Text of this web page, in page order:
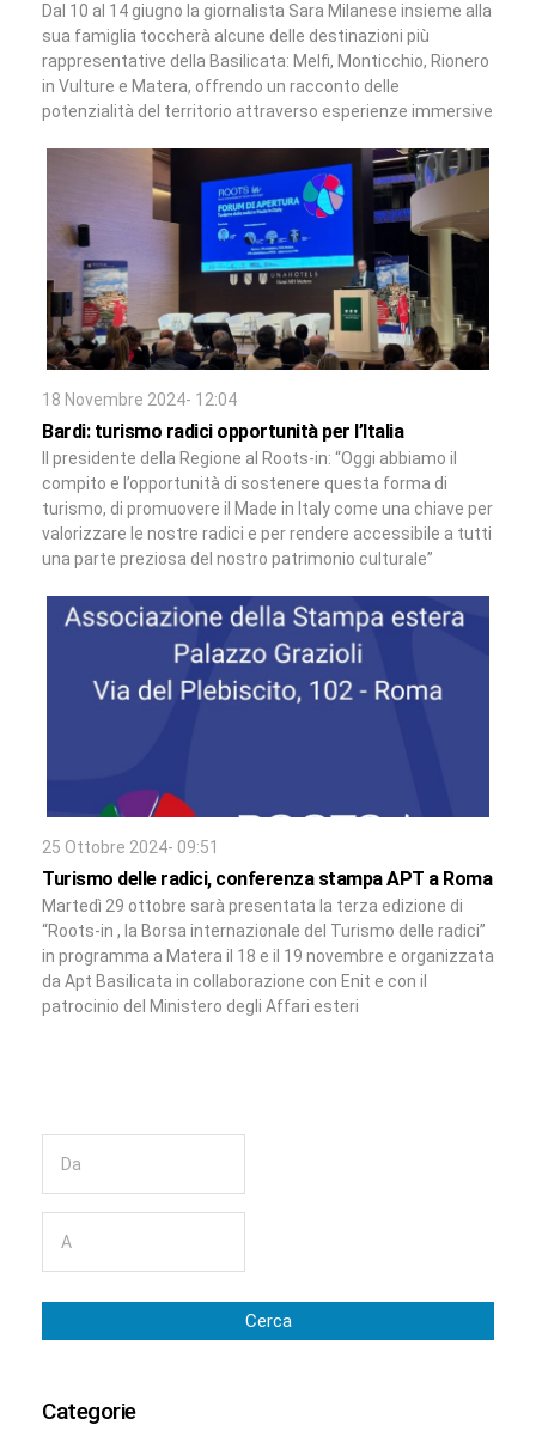
Dal 10 al 14 giugno la giornalista Sara Milanese insieme alla
sua famiglia toccherà alcune delle destinazioni più
rappresentative della Basilicata: Melfi, Monticchio, Rionero
in Vulture e Matera, offrendo un racconto delle
potenzialità del territorio attraverso esperienze immersive
18 Novembre 2024- 12:04
Bardi: turismo radici opportunità per l’Italia
Il presidente della Regione al Roots-in: “Oggi abbiamo il
compito e l’opportunità di sostenere questa forma di
turismo, di promuovere il Made in Italy come una chiave per
valorizzare le nostre radici e per rendere accessibile a tutti
una parte preziosa del nostro patrimonio culturale”
25 Ottobre 2024- 09:51
Turismo delle radici, conferenza stampa APT a Roma
Martedì 29 ottobre sarà presentata la terza edizione di
“Roots-in , la Borsa internazionale del Turismo delle radici”
in programma a Matera il 18 e il 19 novembre e organizzata
da Apt Basilicata in collaborazione con Enit e con il
patrocinio del Ministero degli Affari esteri
Cerca
Categorie